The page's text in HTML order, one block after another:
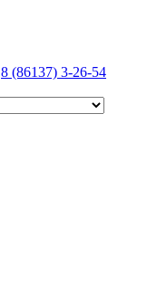
8 (86137) 3-26-54